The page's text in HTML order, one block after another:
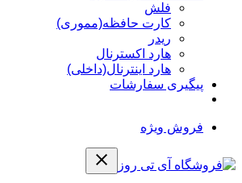
فلش
کارت حافظه(مموری)
ریدر
هارد اکسترنال
هارد اینترنال(داخلی)
پیگیری سفارشات
فروش ویژه